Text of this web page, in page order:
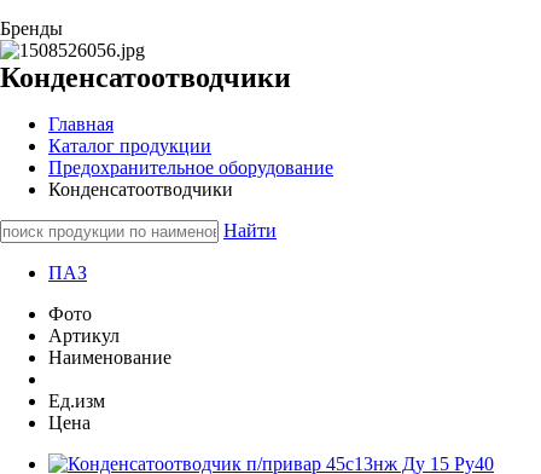
Бренды
Конденсатоотводчики
Главная
Каталог продукции
Предохранительное оборудование
Конденсатоотводчики
Найти
ПАЗ
Фото
Артикул
Наименование
Ед.изм
Цена